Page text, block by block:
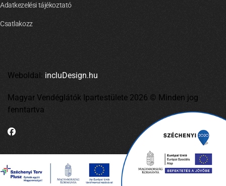
Adatkezelési tájékoztató
Csatlakozz
Weboldal: incluDesign.hu
Magyar Vendéglátók Ipartestülete 2026 © Minden jog
fenntartva